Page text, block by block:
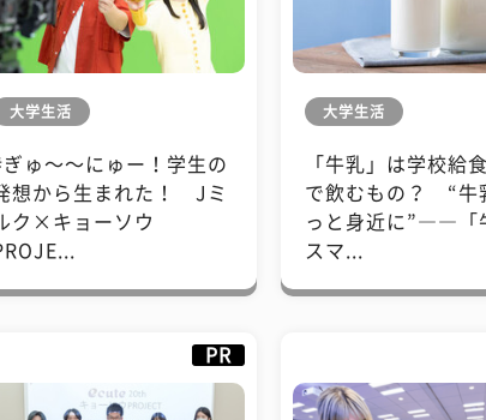
大学生活
ぎゅ〜〜にゅー！学生の
想から生まれた！ Jミ
ク×キョーソウ
大学生活
「牛乳」は学校給
で飲むもの？ “牛
っと身近に”――「
スマ...
PR